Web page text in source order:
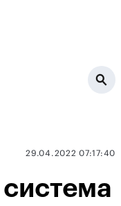
29.04.2022 07:17:40